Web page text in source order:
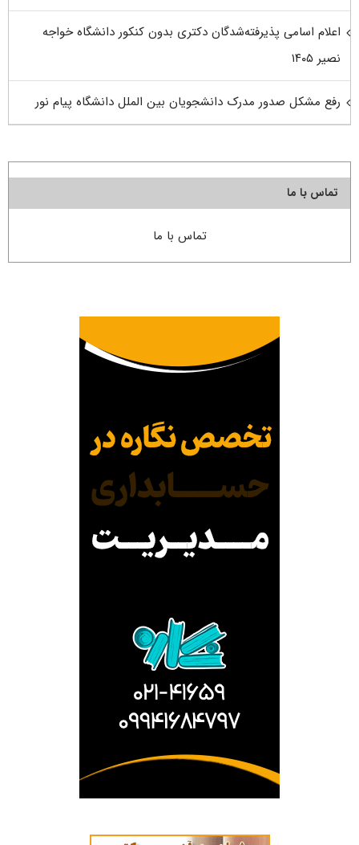
اعلام اسامی پذیرفته‌شدگان دکتری بدون کنکور دانشگاه خواجه
نصیر ۱۴۰۵
رفع مشکل صدور مدرک دانشجویان بین الملل دانشگاه پیام نور
تماس با ما
تماس با ما